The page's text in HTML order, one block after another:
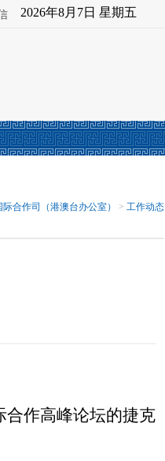
2026年8月7日 星期五
际合作司（港澳台办公室） > 工作动态
作高峰论坛的捷克